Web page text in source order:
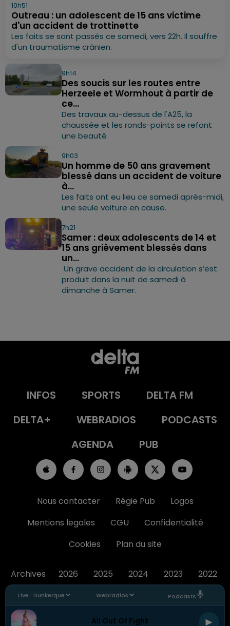
Live : Dunkerque Webradios Podcasts
All Out Of Fight
10h51
Outreau : un adolescent de 15 ans victime
d'un accident de trottinette
Les faits se sont passés ce samedi, vers 22h. Il souffre
d'un traumatisme crânien.
9h14
Des soucis sur les routes entre
Herzeele et Wormhout à partir de
ce...
Des travaux au-dessus de l'A25, la
chaussée et les ronds-points se refont
une beauté
9h03
Un homme de 50 ans gravement
blessé dans un accident de voiture
à...
Les faits ont eu lieu ce samedi après-midi,
une seule voiture en cause.
7h21
Samer : deux adolescents de 14 et
15 ans grièvement blessés dans
un...
Un grave accident de la circulation s’est
produit dans la nuit de samedi à
dimanche à Samer.
INFOS SPORTS
DELTA FM
DELTA+
WEBRADIOS
PODCASTS
AGENDA
PUB
Nous contacter Régie Pub
Logos
Mentions legales
CGU
Confidentialité
Cookies
Plan du site
Archives 2026 2025 2024 2023 2022